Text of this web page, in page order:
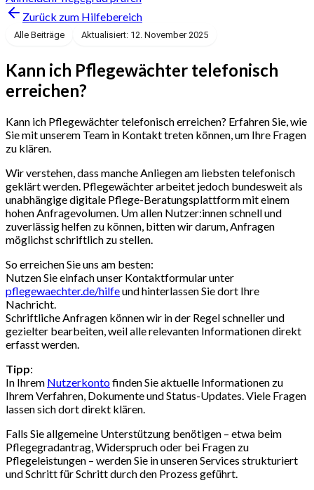
Zurück zum Hilfebereich
Alle Beiträge Aktualisiert: 12. November 2025
Kann ich Pflegewächter telefonisch
erreichen?
Kann ich Pflegewächter telefonisch erreichen? Erfahren Sie, wie
Sie mit unserem Team in Kontakt treten können, um Ihre Fragen
zu klären.
Wir verstehen, dass manche Anliegen am liebsten telefonisch
geklärt werden. Pflegewächter arbeitet jedoch bundesweit als
unabhängige digitale Pflege-Beratungsplattform mit einem
hohen Anfragevolumen. Um allen Nutzer:innen schnell und
zuverlässig helfen zu können, bitten wir darum, Anfragen
möglichst schriftlich zu stellen.
So erreichen Sie uns am besten:
Nutzen Sie einfach unser Kontaktformular unter
pflegewaechter.de/hilfeund hinterlassen Sie dort Ihre
Nachricht.
Schriftliche Anfragen können wir in der Regel schneller und
gezielter bearbeiten, weil alle relevanten Informationen direkt
erfasst werden.
Tipp:
In Ihrem Nutzerkontofinden Sie aktuelle Informationen zu
Ihrem Verfahren, Dokumente und Status-Updates. Viele Fragen
lassen sich dort direkt klären.
Falls Sie allgemeine Unterstützung benötigen – etwa beim
Pflegegradantrag, Widerspruch oder bei Fragen zu
Pflegeleistungen – werden Sie in unseren Services strukturiert
und Schritt für Schritt durch den Prozess geführt.